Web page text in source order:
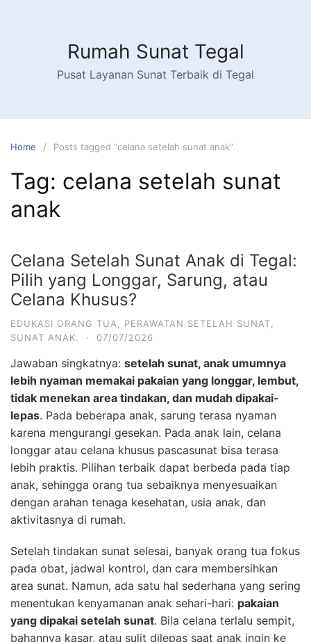
Rumah Sunat Tegal
Pusat Layanan Sunat Terbaik di Tegal
Home Posts tagged “celana setelah sunat anak”
Tag: celana setelah sunat
anak
Celana Setelah Sunat Anak di Tegal:
Pilih yang Longgar, Sarung, atau
Celana Khusus?
EDUKASI ORANG TUA PERAWATAN SETELAH SUNAT
SUNAT ANAK.
· 07/07/2026
Jawaban singkatnya: setelah sunat, anak umumnya
lebih nyaman memakai pakaian yang longgar, lembut,
tidak menekan area tindakan, dan mudah dipakai-
lepas. Pada beberapa anak, sarung terasa nyaman
karena mengurangi gesekan. Pada anak lain, celana
longgar atau celana khusus pascasunat bisa terasa
lebih praktis. Pilihan terbaik dapat berbeda pada tiap
anak, sehingga orang tua sebaiknya menyesuaikan
dengan arahan tenaga kesehatan, usia anak, dan
aktivitasnya di rumah.
Setelah tindakan sunat selesai, banyak orang tua fokus
pada obat, jadwal kontrol, dan cara membersihkan
area sunat. Namun, ada satu hal sederhana yang sering
menentukan kenyamanan anak sehari-hari: pakaian
yang dipakai setelah sunat. Bila celana terlalu sempit,
bahannya kasar, atau sulit dilepas saat anak ingin ke